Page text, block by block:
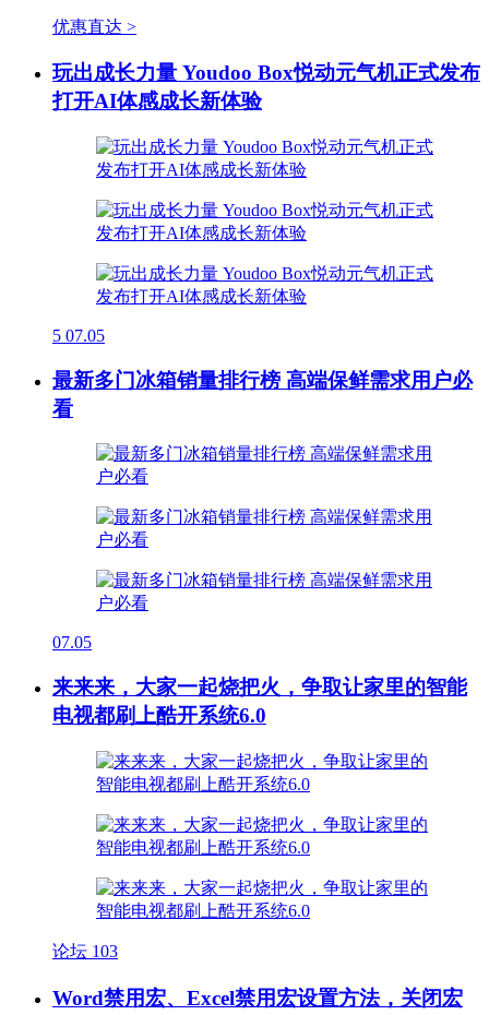
优惠直达 >
玩出成长力量 Youdoo Box悦动元气机正式发布
打开AI体感成长新体验
5 07.05
最新多门冰箱销量排行榜 高端保鲜需求用户必
看
07.05
来来来，大家一起烧把火，争取让家里的智能
电视都刷上酷开系统6.0
论坛 103
Word禁用宏、Excel禁用宏设置方法，关闭宏